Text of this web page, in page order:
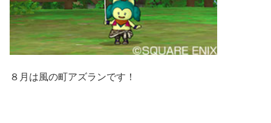
８月は風の町アズランです！